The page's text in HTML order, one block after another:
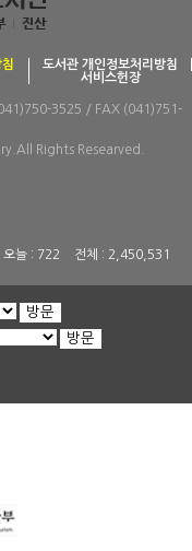
도서관 개인정보처리방침
서비스헌장
3525 / FAX (041)751-
Rights Researved.
오늘 : 722 전체 : 2,450,531